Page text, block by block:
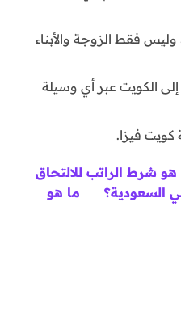
وليس فقط الزوجة والأبناء
الكويت عبر أي وسيلة
كويت فيزا.
هو شرط الراتب للالتحاق
السعودية؟
ما هو